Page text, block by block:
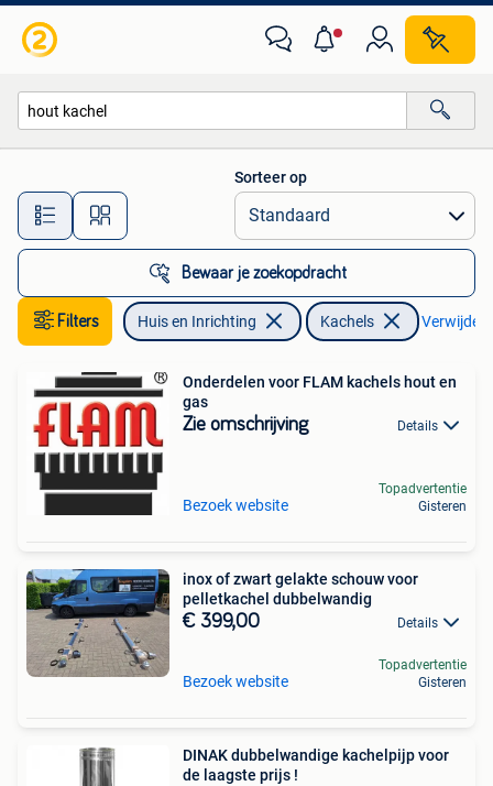
Alle afstanden…
Sorteer op
Bewaar je zoekopdracht
Filters Huis en Inrichting Kachels Verwijder
Onderdelen voor FLAM kachels hout en
gas
Zie omschrijving Details
Bezoek website
Topadvertentie
Gisteren
inox of zwart gelakte schouw voor
pelletkachel dubbelwandig
€ 399,00 Details
Bezoek website
Topadvertentie
Gisteren
DINAK dubbelwandige kachelpijp voor
de laagste prijs !